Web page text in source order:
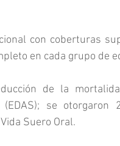
con coberturas
en cada grupo de
de la
(EDAS); se
Suero Oral.